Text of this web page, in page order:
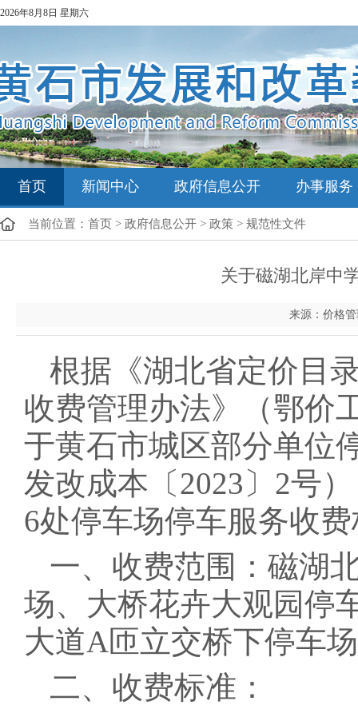
2026年8月8日 星期六
首页 新闻中心 政府信息公开 办事服务
当前位置： 首页 > 政府信息公开 > 政策 > 规范性文件
关于磁湖北岸中
来源：价格管
根据《湖北省定价目
收费管理办法》（鄂价
于黄石市城区部分单位
发改成本〔2023〕2号
6处停车场停车服务收
一、收费范围：磁湖
场、大桥花卉大观园停
大道A匝立交桥下停车
二、收费标准：